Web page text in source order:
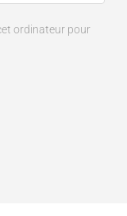
ordinateur pour